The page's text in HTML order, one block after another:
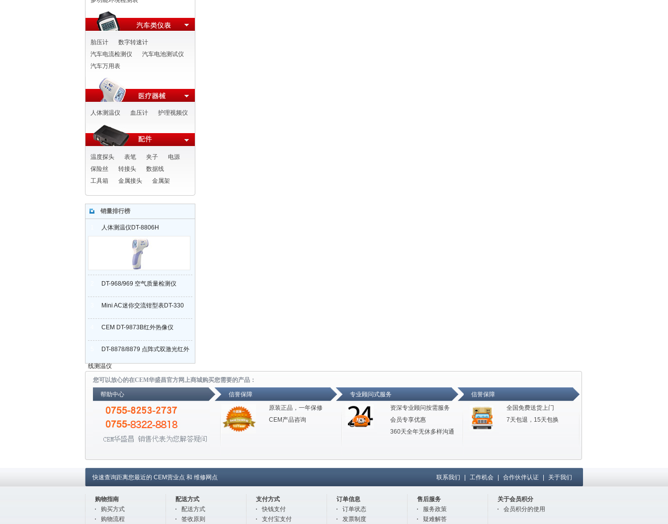
胎压计
数字转速计
汽车电流检测仪
汽车电池测试仪
汽车万用表
人体测温仪 血压计 护理视频仪
温度探头 表笔 夹子
电源
保险丝
转接头
数据线
工具箱
金属接头 金属架
销量排行榜
人体测温仪DT-8806H
DT-968/969 空气质量检测仪
Mini AC迷你交流钳型表DT-330
CEM DT-9873B红外热像仪
DT-8878/8879 点阵式双激光红外
线测温仪
您可以放心的在CEM华盛昌官方网上商城购买您需要的产品：
帮助中心
信誉保障
原装正品，一年保修
CEM产品咨询
专业顾问式服务
资深专业顾问按需服务
会员专享优惠
360天全年无休多样沟通
信誉保障
全国免费送货上门
7天包退，15天包换
快速查询距离您最近的 CEM营业点 和 维修网点 联系我们 工作机会 合作伙伴认证 关于我们
购物指南
购买方式
购物流程
配送方式
配送方式
签收原则
支付方式
快钱支付
支付宝支付
订单信息
订单状态
发票制度
售后服务
服务政策
疑难解答
关于会员积分
会员积分的使用